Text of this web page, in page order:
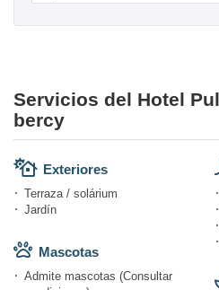
Servicios del Hotel
bercy
Exteriores
Terraza / solárium
Jardín
Mascotas
Admite mascotas (Consultar